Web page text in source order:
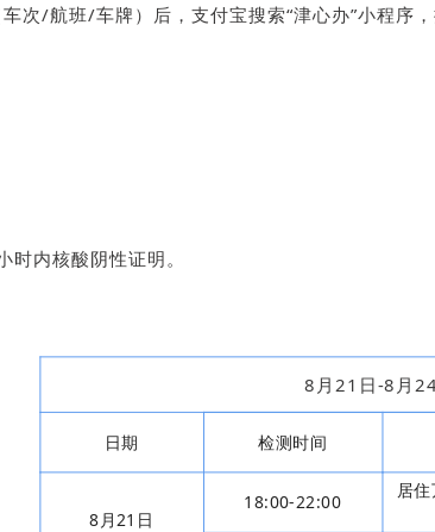
次/航班/车牌）后，支付宝搜索“津心办”小程序
内核酸阴性证明。
8月21日-8月
日期 检测时间
8月21日
18:00-22:00
居